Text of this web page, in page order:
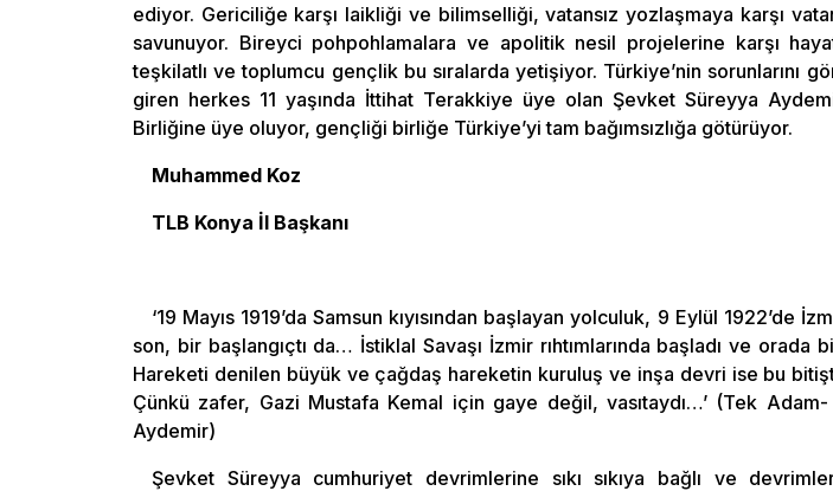
ediyor. Gericiliğe karşı laikliği ve bilimselliği, vatansız yozlaşmaya karşı
savunuyor. Bireyci pohpohlamalara ve apolitik nesil projelerine karşı
teşkilatlı ve toplumcu gençlik bu sıralarda yetişiyor. Türkiye’nin sorunlarını
giren herkes 11 yaşında İttihat Terakkiye üye olan Şevket Süreyya
Birliğine üye oluyor, gençliği birliğe Türkiye’yi tam bağımsızlığa götürüyor.
Muhammed Koz
TLB Konya İl Başkanı
‘19 Mayıs 1919’da Samsun kıyısından başlayan yolculuk, 9 Eylül 1922’de
son, bir başlangıçtı da… İstiklal Savaşı İzmir rıhtımlarında başladı ve orada
Hareketi denilen büyük ve çağdaş hareketin kuruluş ve inşa devri ise bu
Çünkü zafer, Gazi Mustafa Kemal için gaye değil, vasıtaydı…’ (Tek
Aydemir)
Şevket Süreyya cumhuriyet devrimlerine sıkı sıkıya bağlı ve